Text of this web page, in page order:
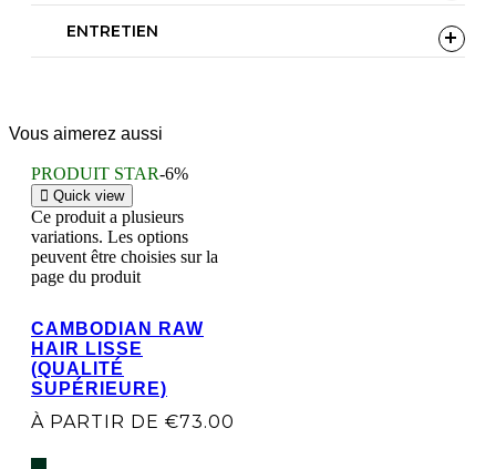
Voir cette publication sur Instagram
ENTRETIEN
Vous aimerez aussi
PRODUIT STAR-6%
Quick view
Ce produit a plusieurs
variations. Les options
peuvent être choisies sur la
page du produit
CAMBODIAN RAW
HAIR LISSE
(QUALITÉ
SUPÉRIEURE)
À PARTIR DE €73.00